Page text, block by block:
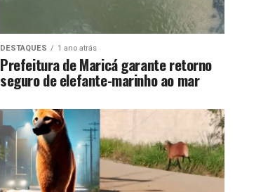
DESTAQUES 1 ano atrás
Prefeitura de Maricá garante retorno
seguro de elefante-marinho ao mar